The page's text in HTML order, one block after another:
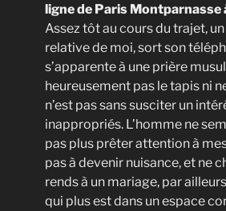
ligne de Paris
Assez tôt au cours du trajet,
relative de moi, sort son
s’apparente à une prière
heureusement pas le tapis ni
n’est pas sans susciter un
inappropriés. L’homme ne
pas plus prêter attention à
pas à devenir nuisance, et ne
rends à un mariage, par
qui plus est dans un espace